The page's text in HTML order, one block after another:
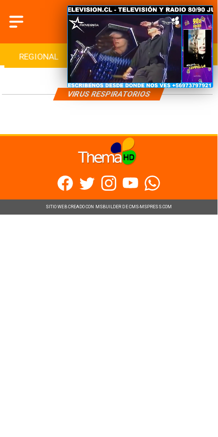
REGIONAL INTERNACIONAL DEPORTES
VIRUS RESPIRATORIOS
SITIO WEB CREADO CON MSBUILDER DE CMS-MSPRESS.COM